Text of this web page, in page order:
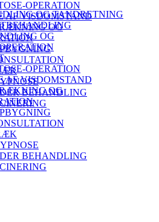
OPERATION
AF VISDOMSTAND
OG
BEHANDLING
OG TANDRETNING
OG
OPERATION
AF VISDOMSTAND
OG
BEHANDLING